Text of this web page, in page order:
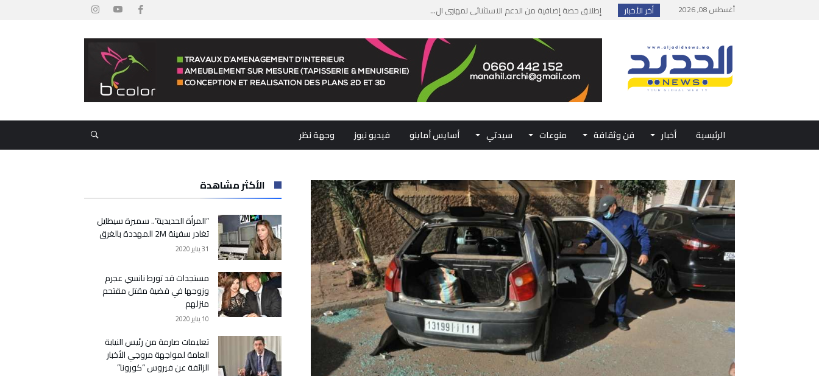
أغسطس 08, 2026 أخر الأخبار
إطلاق حصة إضافية من الدعم الاستثنائي لمهنيي ال...
بلاغ من الديوان الملكي...
حفل الولاء بتطوان.. ممثلو جهات المملكة يجددون ...
الرئيسية أخبار فن وثقافة منوعات سيدتي أسايس أماينو فيديو نيوز وجهة نظر
الأكثر مشاهدة
“المرأة الحديدية”.. سميرة سيطايل
تغادر سفينة 2M المهددة بالغرق
31 يناير 2020
مستجدات قد تورط نانسي عجرم
وزوجها في قضية مقتل مقتحم
منزلهم
10 يناير 2020
تعليمات صارمة من رئيس النيابة
العامة لمواجهة مروجي الأخبار
الزائفة عن فيروس “كورونا”